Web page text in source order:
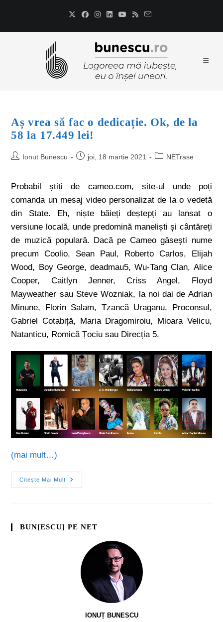
Aș vrea să fac o dedicație. Ok, de la
58 la 17.449 lei!
Ionut Bunescu joi, 18 martie 2021 NETrase
Probabil știți de cameo.com, site-ul unde poți
comanda un mesaj video personalizat de la o vedetă
din State. Eh, niște băieți deștepți au lansat o
versiune locală, unde predomină maneliști și cântăreți
de muzică populară. Dacă pe Cameo găsești nume
precum Coolio, Sean Paul, Roberto Carlos, Elijah
Wood, Boy George, deadmau5, Wu-Tang Clan, Alice
Cooper, Caitlyn Jenner, Criss Angel, Floyd
Mayweather sau Steve Wozniak, la noi dai de Adrian
Minune, Florin Salam, Tzancă Uraganu, Proconsul,
Gabriel Cotabiță, Maria Dragomiroiu, Mioara Velicu,
Natanticu, Romică Țociu sau Direcția 5.
(mai mult…)
Citește Mai Mult
BUN[ESCU] PE NET
IONUȚ BUNESCU